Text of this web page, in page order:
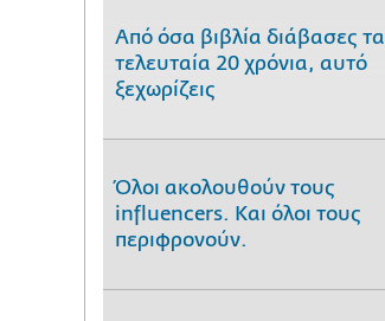
Από όσα βιβλία διάβασες τα
τελευταία 20 χρόνια, αυτό
ξεχωρίζεις
Όλοι ακολουθούν τους
influencers. Και όλοι τους
περιφρονούν.